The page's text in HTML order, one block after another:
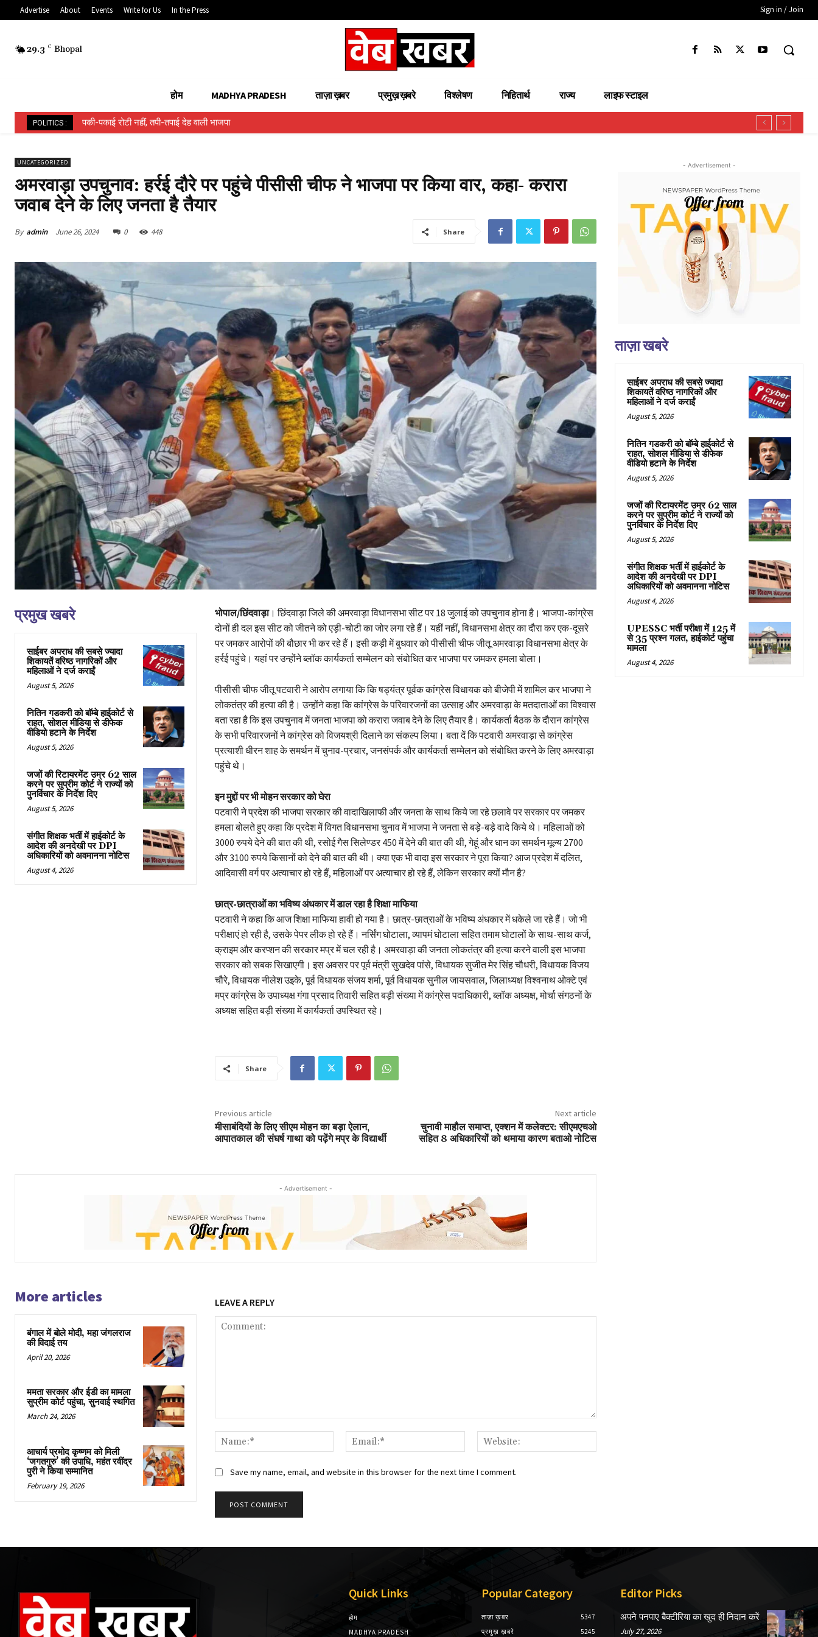
Advertise About Events Write for Us In the Press Sign in / Join
29.3 C Bhopal
होम MADHYA PRADESH ताज़ा ख़बर प्रमुख़ ख़बरे विश्लेषण निहितार्थ राज्य लाइफ स्टाइल
POLITICS : पकी-पकाई रोटी नहीं, तपी-तपाई देह वाली भाजपा
हिन्दू ईवीएम बनाम मुस्लिम ईवीएम…..
UNCATEGORIZED
अमरवाड़ा उपचुनाव: हर्रई दौरे पर पहुंचे पीसीसी चीफ ने भाजपा पर किया वार, कहा- करारा
जवाब देने के लिए जनता है तैयार
By admin June 26, 2024 0 448 Share
प्रमुख खबरे
साईबर अपराध की सबसे ज्यादा
शिकायतें वरिष्ठ नागरिकों और
महिलाओं ने दर्ज कराईं
August 5, 2026
नितिन गडकरी को बॉम्बे हाईकोर्ट से
राहत, सोशल मीडिया से डीफेक
वीडियो हटाने के निर्देश
August 5, 2026
जजों की रिटायरमेंट उम्र 62 साल
करने पर सुप्रीम कोर्ट ने राज्यों को
पुनर्विचार के निर्देश दिए
August 5, 2026
संगीत शिक्षक भर्ती में हाईकोर्ट के
आदेश की अनदेखी पर DPI
अधिकारियों को अवमानना नोटिस
August 4, 2026
भोपाल/छिंदवाड़ा। छिंदवाड़ा जिले की अमरवाड़ा विधानसभा सीट पर 18 जुलाई को उपचुनाव होना है। भाजपा-कांग्रेस
दोनों ही दल इस सीट को जीतने को एड़ी-चोटी का जोर लगा रहे हैं। यहीं नहीं, विधानसभा क्षेत्र का दौरा कर एक-दूसरे
पर जमकर आरोपों की बौछार भी कर रहे हैं। इसी कड़ी में बुधवार को पीसीसी चीफ जीतू अमरवाड़ा विधानसभा क्षेत्र के
हर्रई पहुंचे। यहां पर उन्होंने ब्लॉक कार्यकर्ता सम्मेलन को संबोधित कर भाजपा पर जमकर हमला बोला।
पीसीसी चीफ जीतू पटवारी ने आरोप लगाया कि कि षड्यंत्र पूर्वक कांग्रेस विधायक को बीजेपी में शामिल कर भाजपा ने
लोकतंत्र की हत्या की है। उन्होंने कहा कि कांग्रेस के परिवारजनों का उत्साह और अमरवाड़ा के मतदाताओं का विश्वास
बता रहा है कि इस उपचुनाव में जनता भाजपा को करारा जवाब देने के लिए तैयार है। कार्यकर्ता बैठक के दौरान कांग्रेस
के सभी परिवारजनों ने कांग्रेस को विजयश्री दिलाने का संकल्प लिया। बता दें कि पटवारी अमरवाड़ा से कांग्रेस
प्रत्याशी धीरन शाह के समर्थन में चुनाव-प्रचार, जनसंपर्क और कार्यकर्ता सम्मेलन को संबोधित करने के लिए अमरवाड़ा
पहुंचे थे।
इन मुद्दों पर भी मोहन सरकार को घेरा
पटवारी ने प्रदेश की भाजपा सरकार की वादाखिलाफी और जनता के साथ किये जा रहे छलावे पर सरकार पर जमकर
हमला बोलते हुए कहा कि प्रदेश में विगत विधानसभा चुनाव में भाजपा ने जनता से बड़े-बड़े वादे किये थे। महिलाओं को
3000 रुपये देने की बात की थी, रसोई गैस सिलेण्डर 450 में देने की बात की थी, गेहूं और धान का समर्थन मूल्य 2700
और 3100 रुपये किसानों को देने की बात की थी। क्या एक भी वादा इस सरकार ने पूरा किया? आज प्रदेश में दलित,
आदिवासी वर्ग पर अत्याचार हो रहे हैं, महिलाओं पर अत्याचार हो रहे हैं, लेकिन सरकार क्यों मौन है?
छात्र-छात्राओं का भविष्य अंधकार में डाल रहा है शिक्षा माफिया
पटवारी ने कहा कि आज शिक्षा माफिया हावी हो गया है। छात्र-छात्राओं के भविष्य अंधकार में धकेले जा रहे हैं। जो भी
परीक्षाएं हो रही है, उसके पेपर लीक हो रहे हैं। नर्सिंग घोटाला, व्यापमं घोटाला सहित तमाम घोटालों के साथ-साथ कर्ज,
क्राइम और करप्शन की सरकार मप्र में चल रही है। अमरवाड़ा की जनता लोकतंत्र की हत्या करने वाली इस भाजपा
सरकार को सबक सिखाएगी। इस अवसर पर पूर्व मंत्री सुखदेव पांसे, विधायक सुजीत मेर सिंह चौधरी, विधायक विजय
चौरे, विधायक नीलेश उइके, पूर्व विधायक संजय शर्मा, पूर्व विधायक सुनील जायसवाल, जिलाध्यक्ष विश्वनाथ ओक्टे एवं
मप्र कांग्रेस के उपाध्यक्ष गंगा प्रसाद तिवारी सहित बड़ी संख्या में कांग्रेस पदाधिकारी, ब्लॉक अध्यक्ष, मोर्चा संगठनों के
अध्यक्ष सहित बड़ी संख्या में कार्यकर्ता उपस्थित रहे।
Share
Previous article
मीसाबंदियों के लिए सीएम मोहन का बड़ा ऐलान,
आपातकाल की संघर्ष गाथा को पढ़ेंगे मप्र के विद्यार्थी
Next article
चुनावी माहौल समाप्त, एक्शन में कलेक्टर: सीएमएचओ
सहित 8 अधिकारियों को थमाया कारण बताओ नोटिस
- Advertisement -
More articles
बंगाल में बोले मोदी, महा जंगलराज
की विदाई तय
April 20, 2026
ममता सरकार और ईडी का मामला
सुप्रीम कोर्ट पहुंचा, सुनवाई स्थगित
March 24, 2026
आचार्य प्रमोद कृष्णम को मिली
‘जगतगुरु’ की उपाधि, महंत रवींद्र
पुरी ने किया सम्मानित
February 19, 2026
LEAVE A REPLY
Name:*
Email:*
Save my name, email, and website in this browser for the next time I comment.
- Advertisement -
ताज़ा खबरे
साईबर अपराध की सबसे ज्यादा
शिकायतें वरिष्ठ नागरिकों और
महिलाओं ने दर्ज कराईं
August 5, 2026
नितिन गडकरी को बॉम्बे हाईकोर्ट से
राहत, सोशल मीडिया से डीफेक
वीडियो हटाने के निर्देश
August 5, 2026
जजों की रिटायरमेंट उम्र 62 साल
करने पर सुप्रीम कोर्ट ने राज्यों को
पुनर्विचार के निर्देश दिए
August 5, 2026
संगीत शिक्षक भर्ती में हाईकोर्ट के
आदेश की अनदेखी पर DPI
अधिकारियों को अवमानना नोटिस
August 4, 2026
UPESSC भर्ती परीक्षा में 125 में
से 35 प्रश्न गलत, हाईकोर्ट पहुंचा
मामला
August 4, 2026
Quick Links
होम
MADHYA PRADESH
Popular Category
ताज़ा ख़बर
5347
प्रमुख़ ख़बरे
5245
Editor Picks
अपने पनपाए बैक्टीरिया का खुद ही निदान करें
July 27, 2026